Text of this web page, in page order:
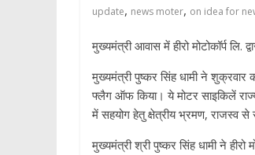
update, news moter, on idea for
मुख्यमंत्री आवास में हीरो मोटोकॉर्प
मुख्यमंत्री पुष्कर सिंह धामी ने शुक्रवार
फ्लैग ऑफ किया। ये मोटर साइकिलें
में सहयोग हेतु क्षेत्रीय भ्रमण, राजस्व से
मुख्यमंत्री श्री पुष्कर सिंह धामी ने